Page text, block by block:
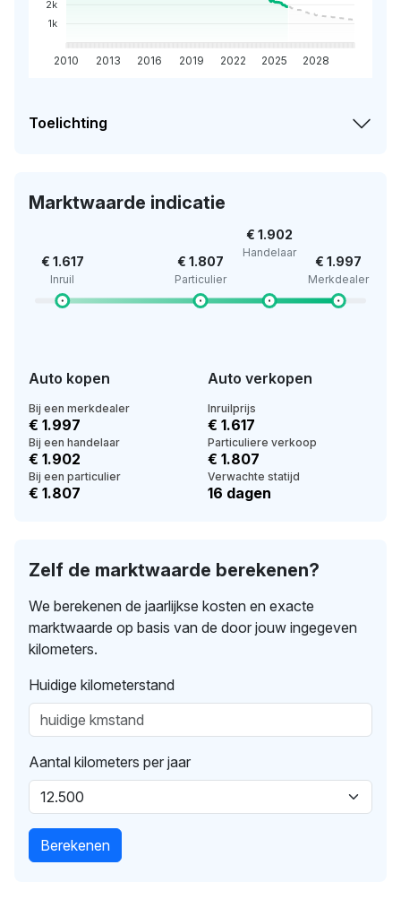
2k
1k
2010 2013 2016 2019 2022 2025 2028
Toelichting
Marktwaarde indicatie
€ 1.617
Inruil
€ 1.807
Particulier
€ 1.902
Handelaar
€ 1.997
Merkdealer
Auto kopen
Bij een merkdealer
€ 1.997
Bij een handelaar
€ 1.902
Bij een particulier
€ 1.807
Auto verkopen
Inruilprijs
€ 1.617
Particuliere verkoop
€ 1.807
Verwachte statijd
16 dagen
Zelf de marktwaarde berekenen?
We berekenen de jaarlijkse kosten en exacte
marktwaarde op basis van de door jouw ingegeven
kilometers.
Huidige kilometerstand
Aantal kilometers per jaar
Berekenen